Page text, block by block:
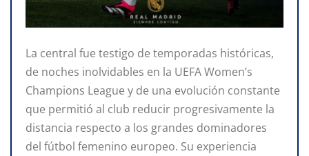
La central fue testigo de temporadas históricas,
de noches inolvidables en la UEFA Women’s
Champions League y de una evolución constante
que permitió al club reducir progresivamente la
distancia respecto a los grandes dominadores
del fútbol femenino europeo. Su experiencia